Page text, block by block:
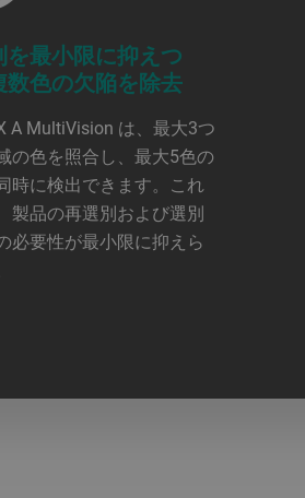
を最小限に抑えつ
数色の欠陥を除去
A MultiVision は、最大3つ
の色を照合し、最大5色の
時に検出できます。これ
製品の再選別および選別
必要性が最小限に抑えら